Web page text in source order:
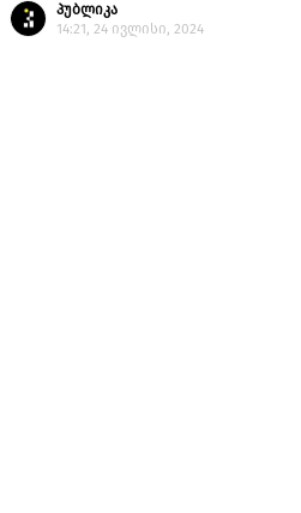
პუბლიკა
14:21, 24 ივლისი, 2024